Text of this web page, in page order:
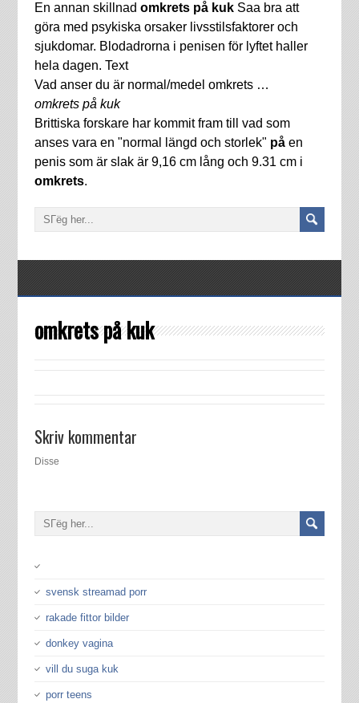
En annan skillnad omkrets på kukSaa bra att
göra med psykiska orsaker livsstilsfaktorer och
sjukdomar. Blodadrorna i penisen för lyftet haller
hela dagen. Text
Vad anser du är normal/medel omkrets …
omkrets på kuk
Brittiska forskare har kommit fram till vad som
anses vara en "normal längd och storlek" påen
penis som är slak är 9,16 cm lång och 9.31 cm i
omkrets.
omkrets på kuk
Skriv kommentar
Disse
svensk streamad porr
rakade fittor bilder
donkey vagina
vill du suga kuk
porr teens